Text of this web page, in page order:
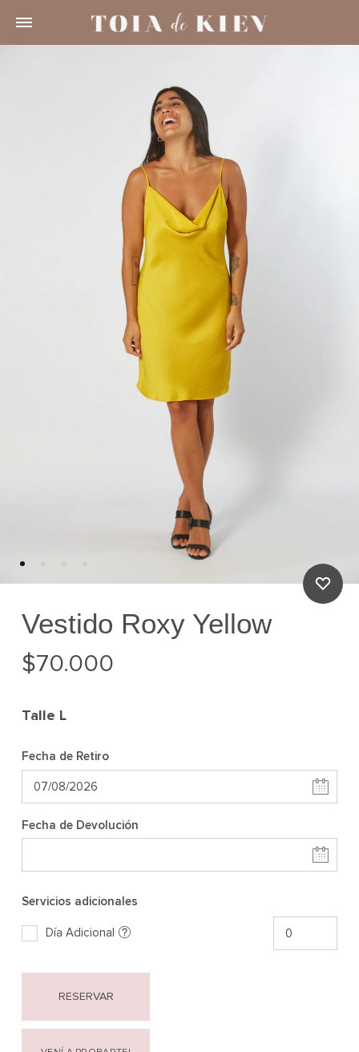
Vestido Roxy Yellow
$70.000
Talle L
Fecha de Retiro
Fecha de Devolución
Servicios adicionales
Día Adicional
RESERVAR